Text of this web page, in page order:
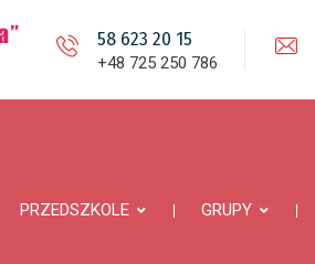
58 623 20 15
+48 725 250 786
PRZEDSZKOLE GRUPY